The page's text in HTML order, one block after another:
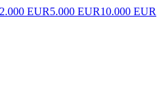
2.000 EUR5.000 EUR10.000 EUR